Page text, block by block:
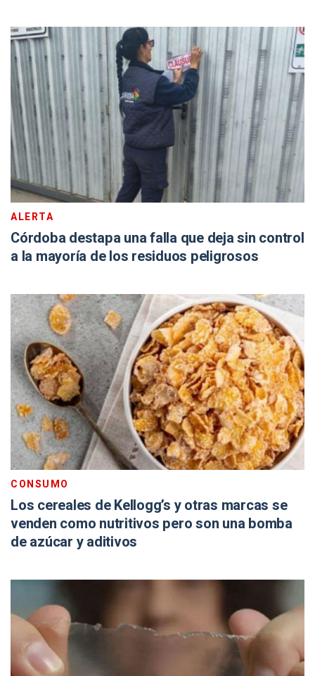
ALERTA
Córdoba destapa una falla que deja sin control
a la mayoría de los residuos peligrosos
CONSUMO
Los cereales de Kellogg’s y otras marcas se
venden como nutritivos pero son una bomba
de azúcar y aditivos